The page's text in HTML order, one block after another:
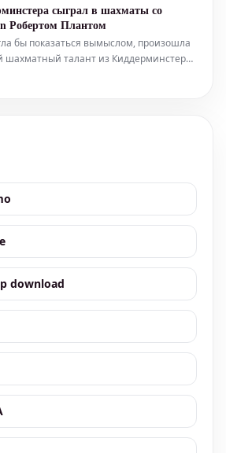
Qualifier (LCQ), решающего этапа
имеет огромное зна
сыграл в шахматы со
Робертом Плантом
бы показаться вымыслом, произошла
талант из Киддерминстера
сразиться в
download